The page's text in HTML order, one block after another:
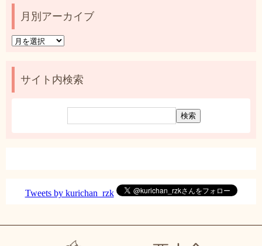
月別アーカイブ
月
ア
サイト内検索
Tweets by kurichan_rzk